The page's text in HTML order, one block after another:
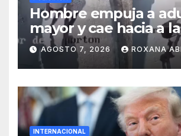
Hombre empuja a
mayor y cae hacia a
ruedas de tráiler en
Monterrey
AGOSTO 7, 2026 ROXANA
INTERNACIONAL